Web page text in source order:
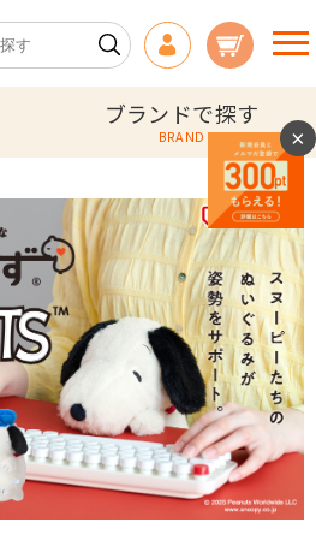
ブランドで探す
BRAND ×